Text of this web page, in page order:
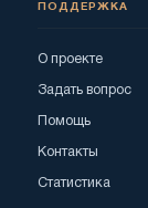
ПОДДЕРЖКА
О проекте
Задать вопрос
Помощь
Контакты
Статистика